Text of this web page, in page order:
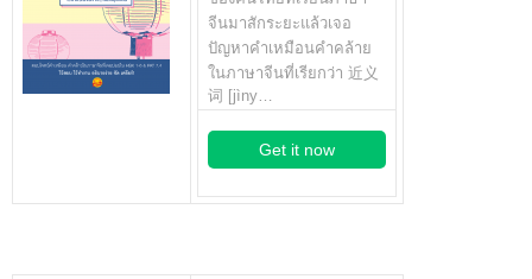
จีนมาสักระยะแล้วเจอ
ปัญหาคำเหมือนคำคล้าย
ในภาษาจีนที่เรียกว่า 近义
词 [jìny…
Get it now